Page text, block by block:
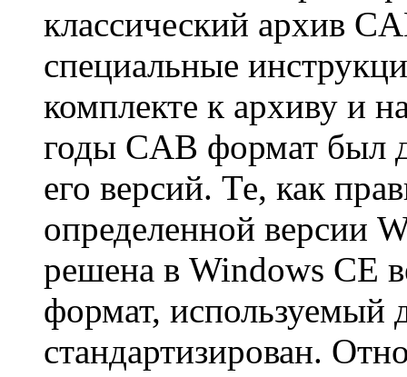
классический архив
специальные
комплекте к архиву и
годы CAB формат был
его версий. Те, как
определенной версии
решена в Windows CE
формат, используемый
стандартизирован.